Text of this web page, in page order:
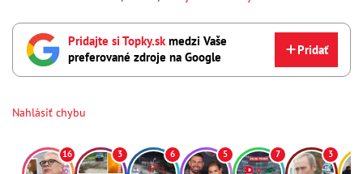
Pridajte si Topky.skmedzi Vaše
preferované zdroje na Google
Pridať
Nahlásiť chybu
16 3 6 5 7 3